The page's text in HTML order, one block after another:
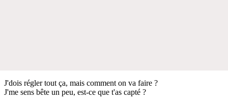
J'dois régler tout ça, mais comment on va faire ?
J'me sens bête un peu, est-ce que t'as capté ?